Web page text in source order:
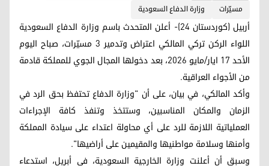
مسيّرات
وزارة الدفاع السعودية
أربيل (كوردستان 24)- أعلن المتحدث باسم وزارة الدفاع السعودية
اللواء الركن تركي المالكي اعتراض وتدمير 3 مسيّرات، صباح الیوم
الأحد 17 ایار/مایو 2026، بعد دخولها المجال الجوي للمملكة قادمة
من الأجواء العراقية.
وأكد المالكي، في بيان، على أن "وزارة الدفاع تحتفظ بحق الرد في
الزمان والمكان المناسبين، وستتخذ وتنفذ كافة الإجراءات
العملياتية اللازمة للرد على أي محاولة اعتداء على سيادة المملكة
وأمنها وسلامة مواطنيها والمقيمين على أراضيها".
وسبق أن أعلنت وزارة الخارجية السعودية، في أبريل، استدعاء